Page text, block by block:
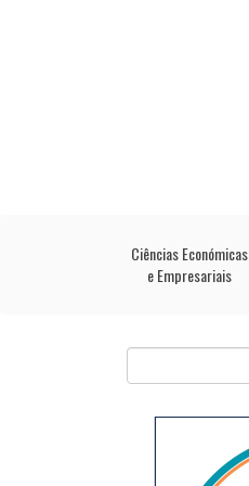
Ciências Económicas
e Empresariais